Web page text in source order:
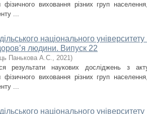
фізичного виховання різних груп населення,
...
національного університету
людини. Випуск 22
Панькова А.С., 2021)
результати наукових досліджень з
фізичного виховання різних груп населення,
...
національного університету